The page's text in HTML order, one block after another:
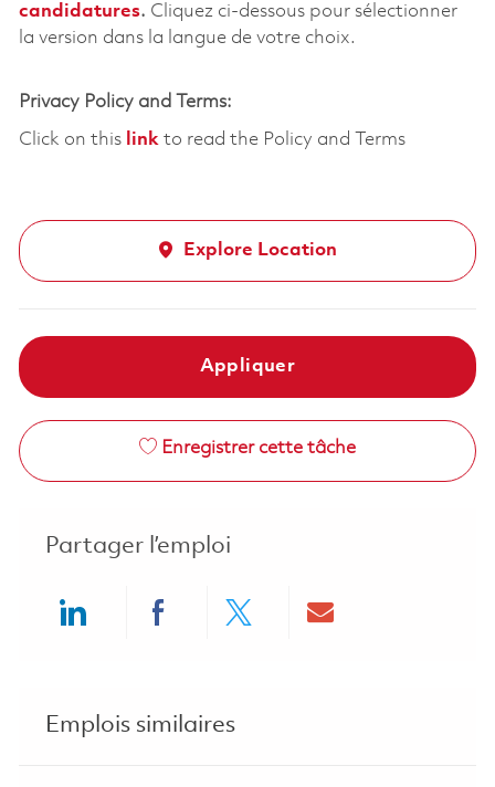
candidatures. Cliquez ci-dessous pour sélectionner
la version dans la langue de votre choix.
Privacy Policy and Terms:
Click on this linkto read the Policy and Terms
Explore Location
Appliquer
Enregistrer cette tâche
Partager l’emploi
Emplois similaires